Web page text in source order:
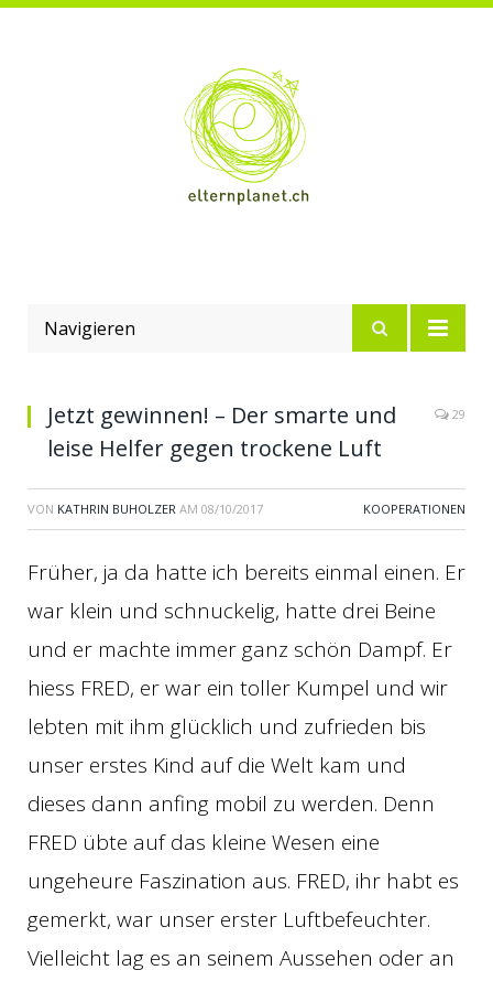
Navigieren
Jetzt gewinnen! – Der smarte und
leise Helfer gegen trockene Luft
29
VON KATHRIN BUHOLZER AM 08/10/2017 KOOPERATIONEN
Früher, ja da hatte ich bereits einmal einen. Er
war klein und schnuckelig, hatte drei Beine
und er machte immer ganz schön Dampf. Er
hiess FRED, er war ein toller Kumpel und wir
lebten mit ihm glücklich und zufrieden bis
unser erstes Kind auf die Welt kam und
dieses dann anfing mobil zu werden. Denn
FRED übte auf das kleine Wesen eine
ungeheure Faszination aus. FRED, ihr habt es
gemerkt, war unser erster Luftbefeuchter.
Vielleicht lag es an seinem Aussehen oder an